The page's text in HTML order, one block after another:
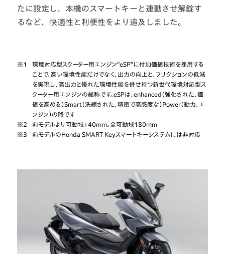
たに設定し、本機のスマートキーと連動させ解錠す
るなど、快適性と利便性をより追及しました。
※1
環境対応型スクーター用エンジン“eSP”に付加価値技術を採用する
ことで、高い環境性能だけでなく、出力の向上と、フリクションの低減
を実現し、高出力と優れた環境性能を併せ持つ新世代環境対応型ス
クーター用エンジンの総称です。eSPは、enhanced（強化された、価
値を高める）Smart（洗練された、精密で高感度な）Power（動力、エ
ンジン）の略です
※2
前モデルより可動域+40mm。全可動域180mm
※3
前モデルのHonda SMART Keyスマートキーシステムには非対応